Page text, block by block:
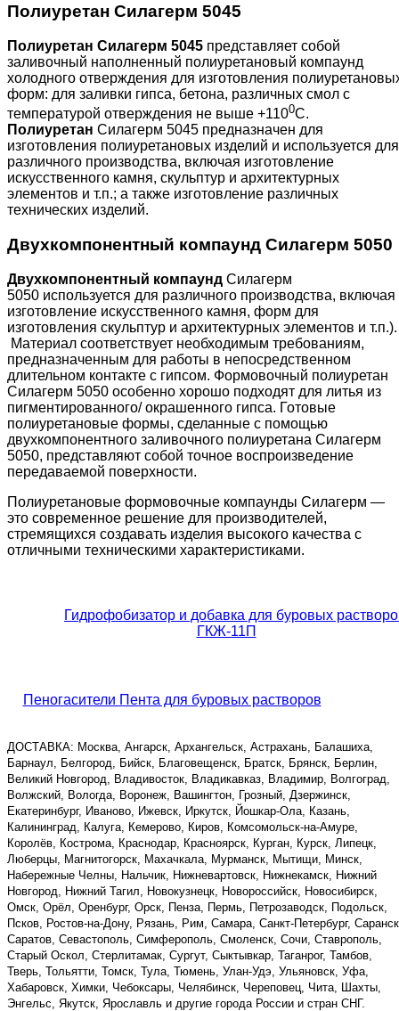
Полиуретан Силагерм 5045
Полиуретан Силагерм 5045 представляет собой
заливочный наполненный полиуретановый компаунд
холодного отверждения для изготовления
форм: для заливки гипса, бетона, различных смол с
температурой отверждения не выше +1100С.
Полиуретан Силагерм 5045 предназначен для
изготовления полиуретановых изделий и используется для
различного производства, включая изготовление
искусственного камня, скульптур и архитектурных
элементов и т.п.; а также изготовление различных
технических изделий.
Двухкомпонентный компаунд Силагерм 5050
Двухкомпонентный компаунд Силагерм
5050 используется для различного производства, включая
изготовление искусственного камня, форм для
изготовления скульптур и архитектурных элементов и т.п.).
Материал соответствует необходимым требованиям,
предназначенным для работы в непосредственном
длительном контакте с гипсом. Формовочный полиуретан
Силагерм 5050 особенно хорошо подходят для литья из
пигментированного/ окрашенного гипса. Готовые
полиуретановые формы, сделанные с помощью
двухкомпонентного заливочного полиуретана Силагерм
5050, представляют собой точное воспроизведение
передаваемой поверхности.
Полиуретановые формовочные компаунды Силагерм —
это современное решение для производителей,
стремящихся создавать изделия высокого качества с
отличными техническими характеристиками.
Гидрофобизатор и добавка для буровых
ГКЖ-11П
Пеногасители Пента для буровых растворов
ДОСТАВКА: Москва, Ангарск, Архангельск, Астрахань, Балашиха,
Барнаул, Белгород, Бийск, Благовещенск, Братск, Брянск, Берлин,
Великий Новгород, Владивосток, Владикавказ, Владимир, Волгоград,
Волжский, Вологда, Воронеж, Вашингтон, Грозный, Дзержинск,
Екатеринбург, Иваново, Ижевск, Иркутск, Йошкар-Ола, Казань,
Калининград, Калуга, Кемерово, Киров, Комсомольск-на-Амуре,
Королёв, Кострома, Краснодар, Красноярск, Курган, Курск, Липецк,
Люберцы, Магнитогорск, Махачкала, Мурманск, Мытищи, Минск,
Набережные Челны, Нальчик, Нижневартовск, Нижнекамск, Нижний
Новгород, Нижний Тагил, Новокузнецк, Новороссийск, Новосибирск,
Омск, Орёл, Оренбург, Орск, Пенза, Пермь, Петрозаводск, Подольск,
Псков, Ростов-на-Дону, Рязань, Рим, Самара, Санкт-Петербург,
Саратов, Севастополь, Симферополь, Смоленск, Сочи, Ставрополь,
Старый Оскол, Стерлитамак, Сургут, Сыктывкар, Таганрог, Тамбов,
Тверь, Тольятти, Томск, Тула, Тюмень, Улан-Удэ, Ульяновск, Уфа,
Хабаровск, Химки, Чебоксары, Челябинск, Череповец, Чита, Шахты,
Энгельс, Якутск, Ярославль и другие города России и стран СНГ.